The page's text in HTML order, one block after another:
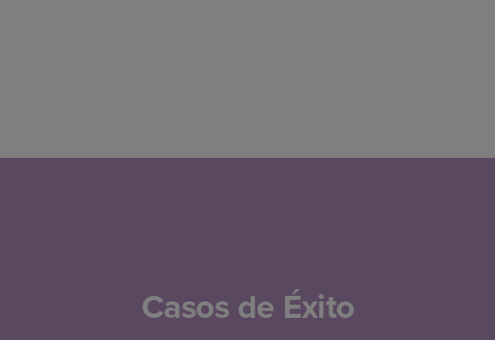
Casos de Éxito